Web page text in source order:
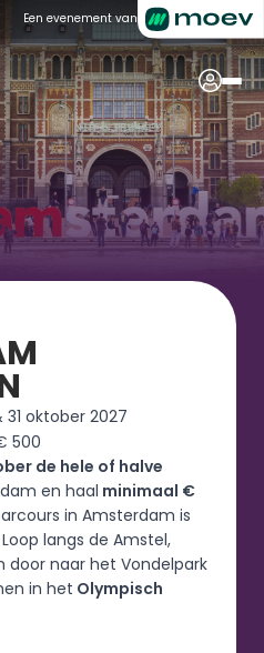
Een evenement van
31 oktober 2027
500
de hele of halve
en haal minimaal €
in Amsterdam is
langs de Amstel,
door naar het Vondelpark
in het Olympisch